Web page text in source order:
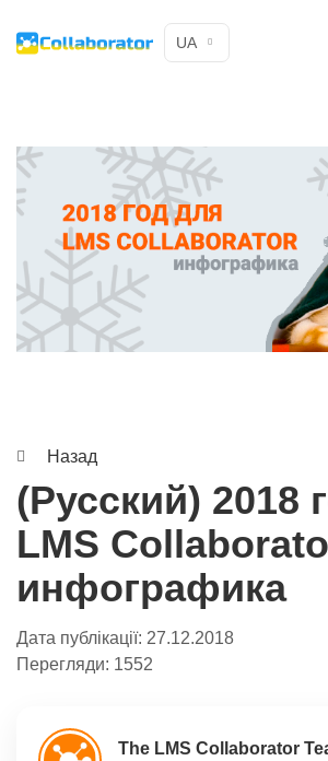
UA
Назад
(Русский) 2018
LMS
инфографика
Дата публікації: 27.12.2018
Перегляди: 1552
The LMS Collaborator